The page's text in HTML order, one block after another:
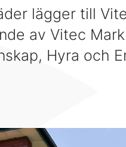
lägger till
av Vitec
Hyra och